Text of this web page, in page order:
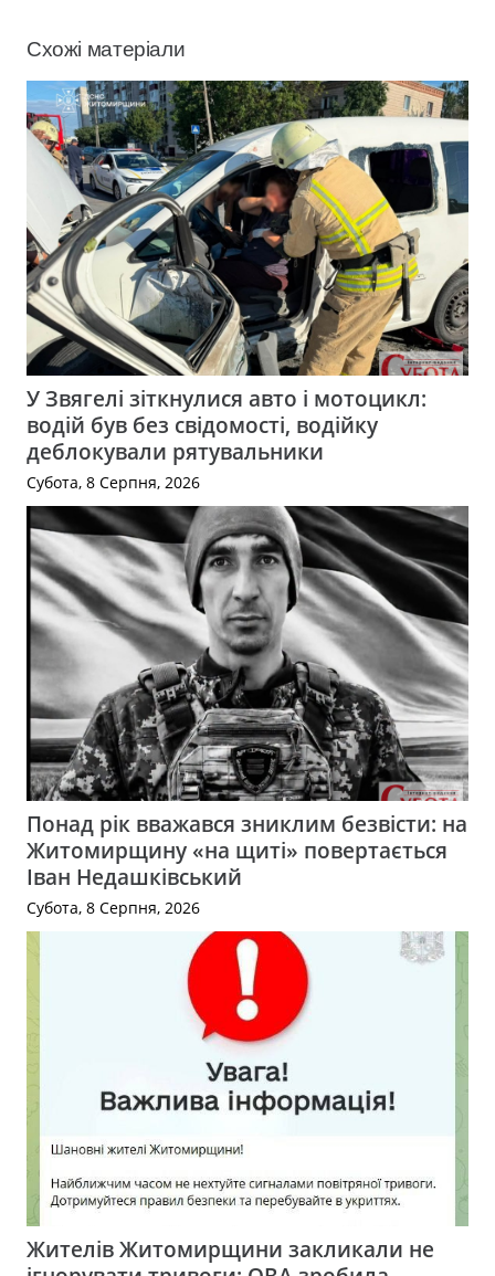
Схожі матеріали
У Звягелі зіткнулися авто і мотоцикл:
водій був без свідомості, водійку
деблокували рятувальники
Субота, 8 Серпня, 2026
Понад рік вважався зниклим безвісти: на
Житомирщину «на щиті» повертається
Іван Недашківський
Субота, 8 Серпня, 2026
Жителів Житомирщини закликали не